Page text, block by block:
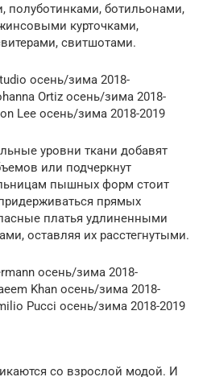
полуботинками, ботильонами,
курточками,
свитшотами.
осень/зима 2018-
Ortiz осень/зима 2018-
Lee осень/зима 2018-2019
уровни ткани добавят
или подчеркнут
пышных форм стоит
прямых
платья удлиненными
оставляя их расстегнутыми.
осень/зима 2018-
Khan осень/зима 2018-
Pucci осень/зима 2018-2019
со взрослой модой. И